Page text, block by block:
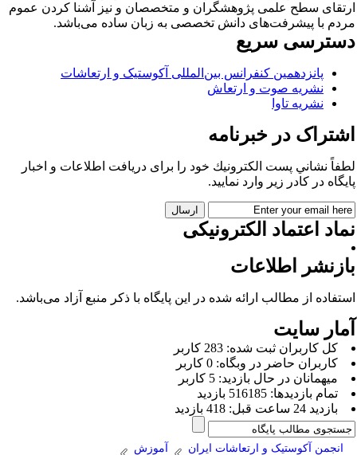
سطح علمی پژوهشگران و متخصصان و نیز آشنا کردن عموم
با پیشرفت‌های دانش تخصصی به زبان ساده می‌باشد.
سریع
پانزدهمین کنفرانس بین‌المللی آکوستیک و ارتعاشات
نشریه صوت و ارتعاش
نشریه تاوا
در خبرنامه
نشاني پست الكترونيك خود را برای دريافت اطلاعات و اخبار
در كادر زير وارد نمایید.
اعتماد الکترونیکی
اطلاعات
از مطالب ارائه شده در این پایگاه با ذکر منبع آزاد می‌باشد.
سایت
كل کاربران ثبت شده: 283 کاربر
کاربران حاضر در وبگاه: 0 کاربر
ميهمانان در حال بازديد: 5 کاربر
تمام بازديد‌ها: 516185 بازدید
بازديد 24 ساعت قبل: 418 بازدید
انجمن آکوستیک و ارتعاشات ایران
آموزش